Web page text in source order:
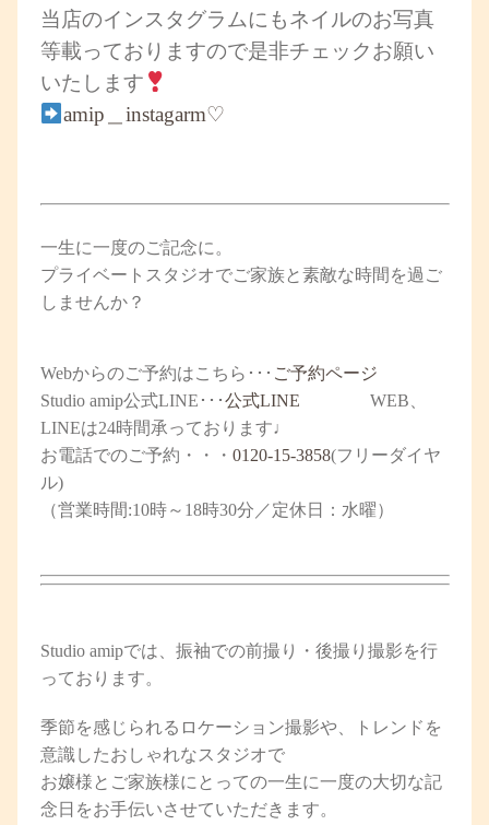
当店のインスタグラムにもネイルのお写真
等載っておりますので是非チェックお願い
いたします
amip＿instagarm♡
一生に一度のご記念に。
プライベートスタジオでご家族と素敵な時間を過ご
しませんか？
Webからのご予約はこちら ･･･ ご予約ページ
Studio amip公式LINE ･･･公式LINE WEB、
LINEは24時間承っております♩
お電話でのご予約 ・・・ 0120-15-3858(フリーダイヤ
ル)
（営業時間:10時～18時30分／定休日：水曜）
Studio amipでは、振袖での前撮り・後撮り撮影を行
っております。
季節を感じられるロケーション撮影や、トレンドを
意識したおしゃれなスタジオで
お嬢様とご家族様にとっての一生に一度の大切な記
念日をお手伝いさせていただきます。